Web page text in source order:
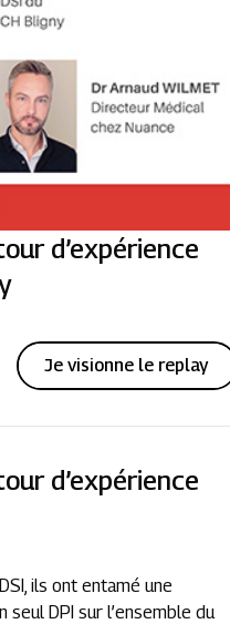
d’expérience
Je visionne le replay
d’expérience
ils ont entamé une
DPI sur l’ensemble du